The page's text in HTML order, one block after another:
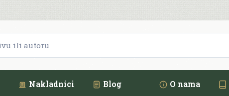
Nakladnici Blog O nama